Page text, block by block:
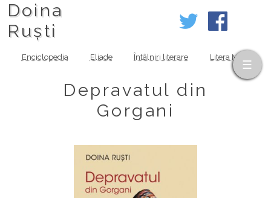
Doina
Ruști
Enciclopedia Eliade Întâlniri literare Litera MOV
Depravatul din
Gorgani